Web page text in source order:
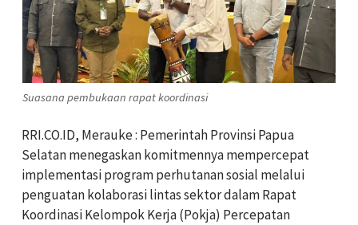
Suasana pembukaan rapat koordinasi
RRI.CO.ID, Merauke : Pemerintah Provinsi Papua
Selatan menegaskan komitmennya mempercepat
implementasi program perhutanan sosial melalui
penguatan kolaborasi lintas sektor dalam Rapat
Koordinasi Kelompok Kerja (Pokja) Percepatan